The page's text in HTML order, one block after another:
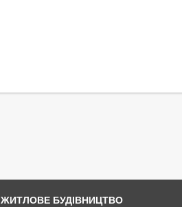
ЖИТЛОВЕ БУДІВНИЦТВО